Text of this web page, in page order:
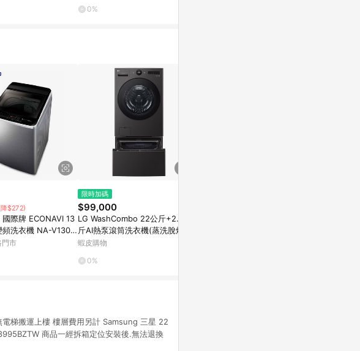
0%
$272)
際牌 ECONAVI 13
頻洗衣機 NA-V130L
安裝+舊機回收
市
限時加碼
$99,000
LG WashCombo 22公斤+2.5公
斤AI熱泵滾筒洗衣機(蒸洗脫烘)
WD-S22FHDB+WT-SD250HB
蝦皮購物
0%
梯搬運上樓 樓層費用另計 Samsung 三星 22
商品一經拆箱定位安裝後.無法退換